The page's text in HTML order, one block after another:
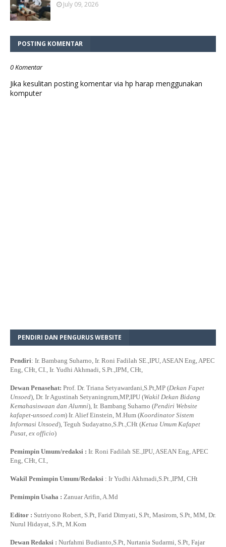
July 09, 2026
POSTING KOMENTAR
0 Komentar
Jika kesulitan posting komentar via hp harap menggunakan
komputer
PENDIRI DAN PENGURUS WEBSITE
Pendiri: Ir. Bambang Suharno, Ir. Roni Fadilah SE.,IPU, ASEAN Eng, APEC
Eng, CHt, CI., Ir. Yudhi Akhmadi, S.Pt.,IPM, CHt,
Dewan Penasehat: Prof. Dr. Triana Setyawardani,S.Pt,MP (Dekan Fapet
Unsoed), Dr. Ir Agustinah Setyaningrum,MP,IPU (Wakil Dekan Bidang
Kemahasiswaan dan Alumni), Ir. Bambang Suharno (Pendiri Website
kafapet-unsoed.com) Ir. Alief Einstein, M.Hum (Koordinator Sistem
Informasi Unsoed), Teguh Sudayatno,S.Pt.,CHt (Ketua Umum Kafapet
Pusat, ex officio)
Pemimpin Umum/redaksi : Ir. Roni Fadilah SE.,IPU, ASEAN Eng, APEC
Eng, CHt, CI.,
Wakil Pemimpin Umum/Redaksi : Ir Yudhi Akhmadi,S.Pt.,IPM, CHt
Pemimpin Usaha : Zanuar Arifin, A.Md
Editor : Sutriyono Robert, S.Pt, Farid Dimyati, S.Pt, Masirom, S.Pt, MM, Dr.
Nurul Hidayat, S.Pt, M.Kom
Dewan Redaksi : Nurfahmi Budianto,S.Pt, Nurtania Sudarmi, S.Pt, Fajar